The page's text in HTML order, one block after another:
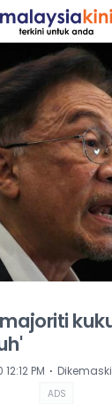
ADS
PM ⋅
ADS